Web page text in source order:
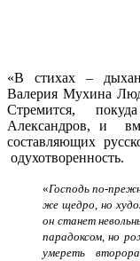
«В стихах –
Валерия Мухина
Стремится,
Александров, и
составляющих
одухотворенность.
«Господь по-
же щедро, но
он станет
парадоксом, но
умереть